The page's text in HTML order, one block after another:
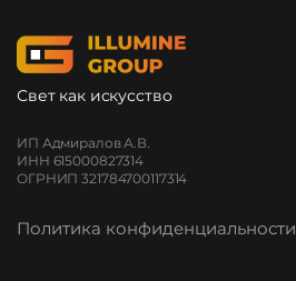
Свет как искусство
ИП Адмиралов А.В.
ИНН 615000827314
ОГРНИП 321784700117314
Политика конфиденциальности